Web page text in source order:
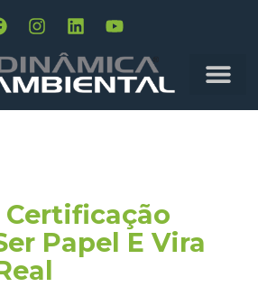
Certificação
Papel E Vira